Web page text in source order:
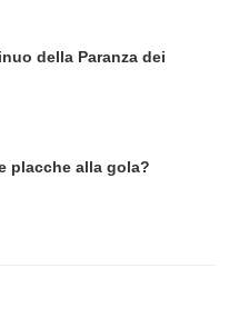
della Paranza dei
placche alla gola?